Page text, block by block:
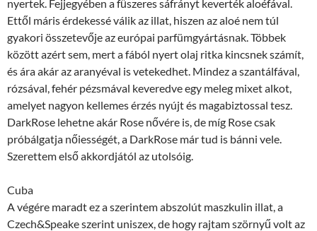
nyertek. Fejjegyében a fűszeres sáfrányt keverték aloéfával.
Ettől máris érdekessé válik az illat, hiszen az aloé nem túl
gyakori összetevője az európai parfümgyártásnak. Többek
között azért sem, mert a fából nyert olaj ritka kincsnek számít,
és ára akár az aranyéval is vetekedhet. Mindez a szantálfával,
rózsával, fehér pézsmával keveredve egy meleg mixet alkot,
amelyet nagyon kellemes érzés nyújt és magabiztossal tesz.
DarkRose lehetne akár Rose nővére is, de míg Rose csak
próbálgatja nőiességét, a DarkRose már tud is bánni vele.
Szerettem első akkordjától az utolsóig.
Cuba
A végére maradt ez a szerintem abszolút maszkulin illat, a
Czech&Speake szerint uniszex, de hogy rajtam szörnyű volt az